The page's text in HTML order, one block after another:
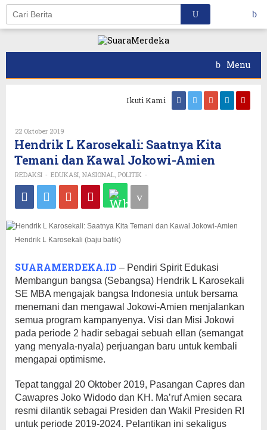
Skip
content
Menu
Ikuti Kami
22 Oktober 2019
REDAKSI
Hendrik L Karosekali: Saatnya Kita
Temani dan Kawal Jokowi-Amien
REDAKSI - EDUKASI NASIONAL POLITIK -
Hendrik L Karosekali (baju batik)
SUARAMERDEKA.ID – Pendiri Spirit Edukasi
Membangun bangsa (Sebangsa) Hendrik L Karosekali
SE MBA mengajak bangsa Indonesia untuk bersama
menemani dan mengawal Jokowi-Amien menjalankan
semua program kampanyenya. Visi dan Misi Jokowi
pada periode 2 hadir sebagai sebuah ellan (semangat
yang menyala-nyala) perjuangan baru untuk kembali
mengapai optimisme.
Tepat tanggal 20 Oktober 2019, Pasangan Capres dan
Cawapres Joko Widodo dan KH. Ma’ruf Amien secara
resmi dilantik sebagai Presiden dan Wakil Presiden RI
untuk periode 2019-2024. Pelantikan ini sekaligus